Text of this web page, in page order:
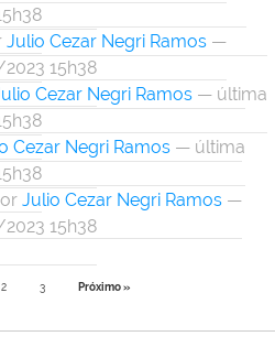
Julio Cezar Negri Ramos —
15h38
Cezar Negri Ramos — última
Cezar Negri Ramos — última
Julio Cezar Negri Ramos —
15h38
2 3 Próximo »